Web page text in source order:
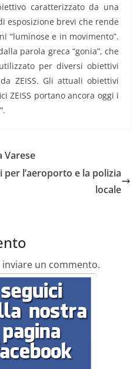
caratterizzato da una
esposizione brevi che rende
“luminose e in movimento”.
parola greca “gonia”, che
per diversi obiettivi
ZEISS. Gli attuali obiettivi
ZEISS portano ancora oggi i
Varese
l’aeroporto e la polizia
locale
inviare un commento.